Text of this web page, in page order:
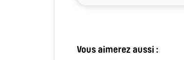
Vous aimerez aussi :